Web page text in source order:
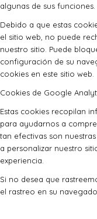
algunas de sus funciones.
Debido a que estas
el sitio web, no puede
nuestro sitio. Puede
configuración de su
cookies en este sitio web.
Cookies de Google
Estas cookies recopilan
para ayudarnos a
tan efectivas son
a personalizar nuestro
experiencia.
Si no desea que
el rastreo en su